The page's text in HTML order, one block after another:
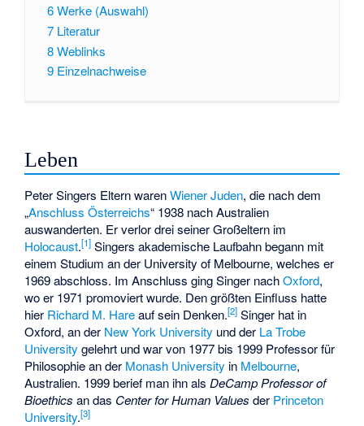
6Werke (Auswahl)
7 Literatur
8Weblinks
9 Einzelnachweise
Leben
Peter Singers Eltern warenWiener Juden, die nach dem
„Anschluss Österreichs“ 1938 nach Australien
auswanderten. Er verlor drei seiner Großeltern im
Holocaust.[1] Singers akademische Laufbahn begann mit
einem Studium an der University of Melbourne, welches er
1969 abschloss. Im Anschluss ging Singer nachOxford,
wo er 1971 promoviert wurde. Den größten Einfluss hatte
hier Richard M. Hareauf sein Denken.[2] Singer hat in
Oxford, an der New York University und der La Trobe
University gelehrt und war von 1977 bis 1999 Professor für
Philosophie an der Monash University in Melbourne,
Australien. 1999 berief man ihn alsDeCamp Professor of
Bioethics an das Center for Human Values der Princeton
University.[3]